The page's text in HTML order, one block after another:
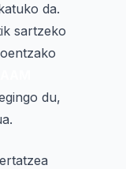
da.
sartzeko
du,